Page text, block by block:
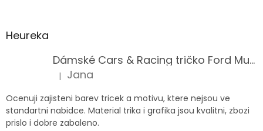
Heureka
Dámské Cars & Racing tričko Ford Mustang 5. generace
Hodnocení produktu je 5 z 5 hvězdiček.
| Jana
Ocenuji zajisteni barev tricek a motivu, ktere nejsou ve
standartni nabidce. Material trika i grafika jsou kvalitni, zbozi
prislo i dobre zabaleno.